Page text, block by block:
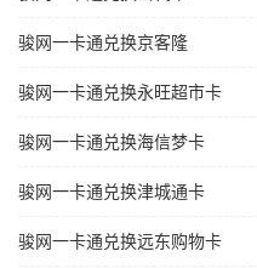
骏网一卡通兑换京客隆
骏网一卡通兑换永旺超市卡
骏网一卡通兑换海信梦卡
骏网一卡通兑换津城通卡
骏网一卡通兑换远东购物卡